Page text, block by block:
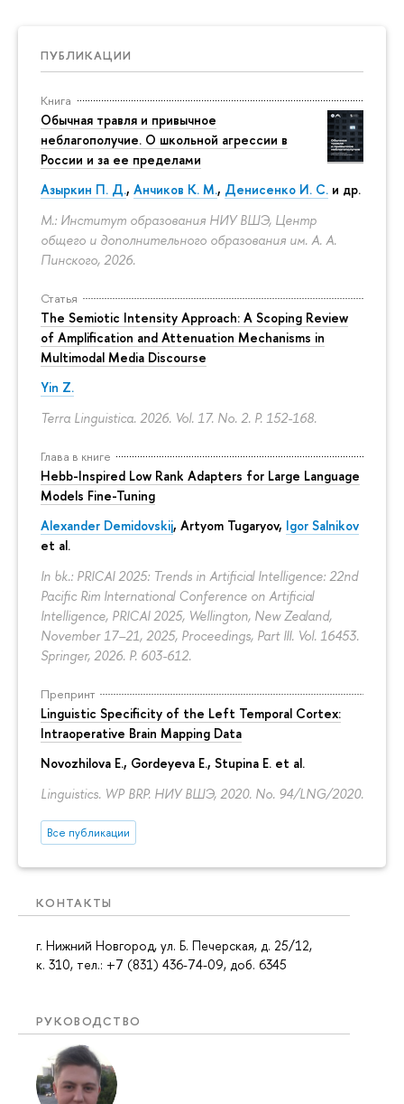
ПУБЛИКАЦИИ
Книга
Обычная травля и привычное
неблагополучие. О школьной агрессии в
России и за ее пределами
Азыркин П. Д., Анчиков К. М., Денисенко И. С. и др.
М.: Институт образования НИУ ВШЭ, Центр
общего и дополнительного образования им. А. А.
Пинского, 2026.
Статья
The Semiotic Intensity Approach: A Scoping Review
of Amplification and Attenuation Mechanisms in
Multimodal Media Discourse
Yin Z.
Terra Linguistica. 2026. Vol. 17. No. 2. P. 152-168.
Глава в книге
Hebb-Inspired Low Rank Adapters for Large Language
Models Fine-Tuning
Alexander Demidovskij, Artyom Tugaryov, Igor Salnikov
et al.
In bk.: PRICAI 2025: Trends in Artificial Intelligence: 22nd
Pacific Rim International Conference on Artificial
Intelligence, PRICAI 2025, Wellington, New Zealand,
November 17–21, 2025, Proceedings, Part III. Vol. 16453.
Springer, 2026. P. 603-612.
Препринт
Linguistic Specificity of the Left Temporal Cortex:
Intraoperative Brain Mapping Data
Novozhilova E., Gordeyeva E., Stupina E. et al.
Linguistics. WP BRP. НИУ ВШЭ, 2020. No. 94/LNG/2020.
Все публикации
КОНТАКТЫ
г. Нижний Новгород, ул. Б. Печерская, д. 25/12,
к. 310, тел.: +7 (831) 436-74-09, доб. 6345
РУКОВОДСТВО